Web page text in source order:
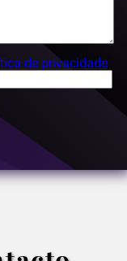
de privacidade